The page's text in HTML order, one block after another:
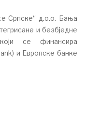
Српске“ д.о.о. Бања
и безбједне
се финансира
и Европске банке